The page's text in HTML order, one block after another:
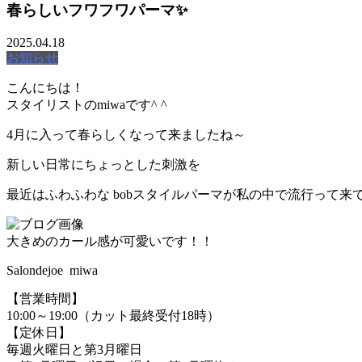
春らしいフワフワパーマ✨
2025.04.18
お知らせ
こんにちは！
スタイリストのmiwaです^ ^
4月に入って春らしくなって来ましたね～
新しい日常にちょっとした刺激を
最近はふわふわな bobスタイルパーマが私の中で流行って来
大きめのカール感が可愛いです！！
Salondejoe miwa
【営業時間】
10:00～19:00（カット最終受付18時）
【定休日】
毎週火曜日と第3月曜日